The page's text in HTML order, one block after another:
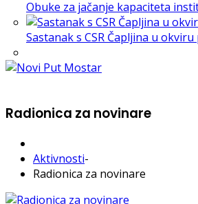
Obuke za jačanje kapaciteta
Sastanak s CSR Čapljina u
Radionica za novinare
Aktivnosti-
Radionica za novinare